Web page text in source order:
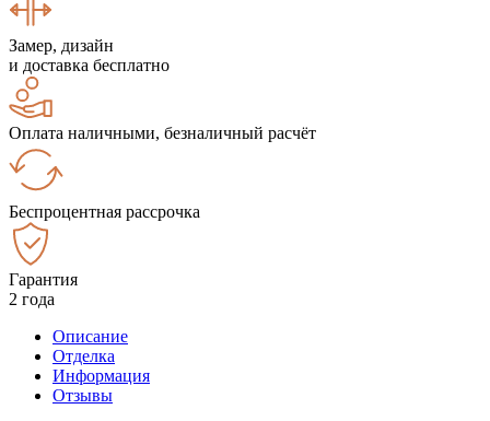
Замер, дизайн
и доставка бесплатно
Оплата наличными, безналичный расчёт
Беспроцентная рассрочка
Гарантия
2 года
Описание
Отделка
Информация
Отзывы